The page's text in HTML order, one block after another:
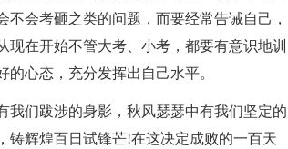
会考砸之类的问题，而要经常告诫自己，
在开始不管大考、小考，都要有意识地训
心态，充分发挥出自己水平。
我们跋涉的身影，秋风瑟瑟中有我们坚定的
铸辉煌百日试锋芒!在这决定成败的一百天